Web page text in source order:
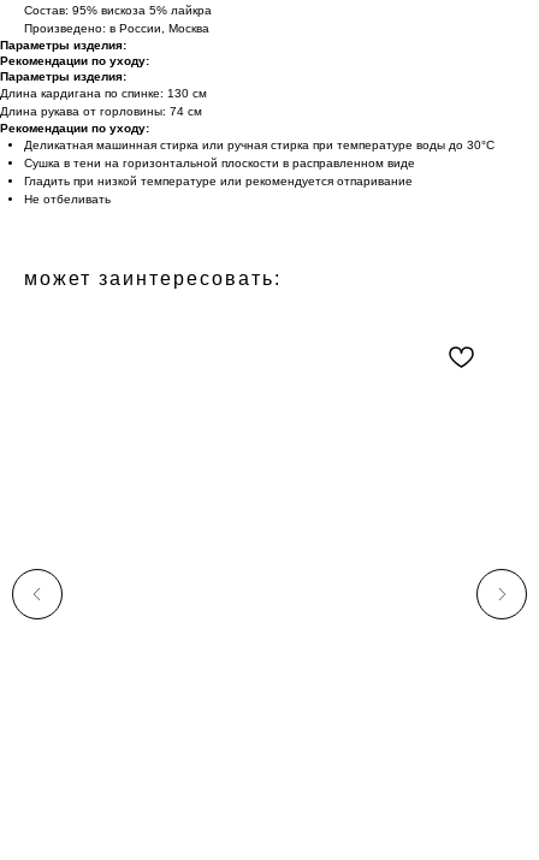
Состав: 95% вискоза 5% лайкра
Произведено: в России, Москва
Параметры изделия:
Рекомендации по уходу:
Параметры изделия:
Длина кардигана по спинке: 130 см
Длина рукава от горловины: 74 см
Рекомендации по уходу:
Деликатная машинная стирка или ручная стирка при температуре воды до 30°C
Сушка в тени на горизонтальной плоскости в расправленном виде
Гладить при низкой температуре или рекомендуется отпаривание
Не отбеливать
может заинтересовать: